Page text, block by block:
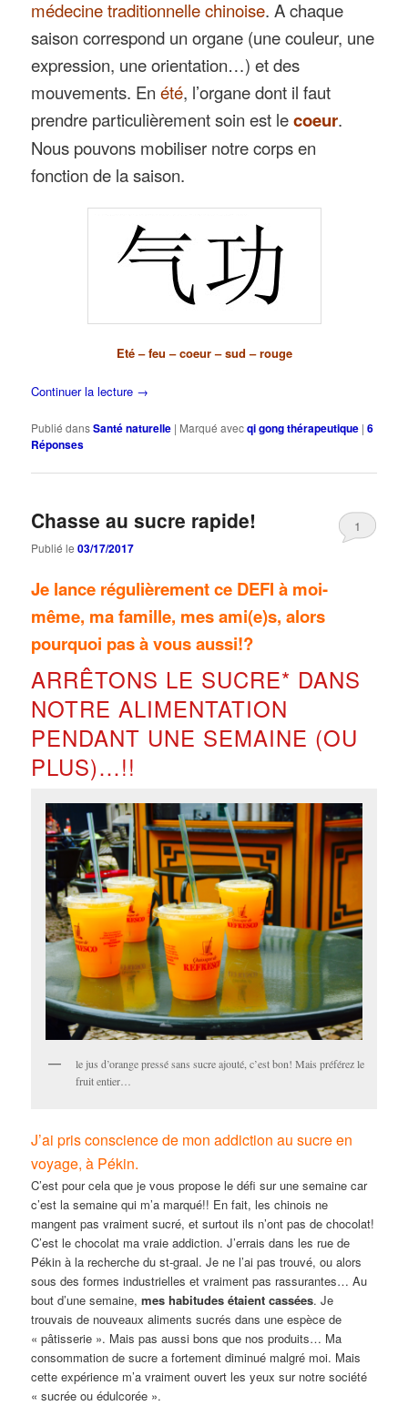
médecine traditionnelle chinoise. A chaque
saison correspond un organe (une couleur, une
expression, une orientation…) et des
mouvements. Enété, l’organe dont il faut
prendre particulièrement soin est lecoeur.
Nous pouvons mobiliser notre corps en
fonction de la saison.
Eté – feu – coeur – sud – rouge
Continuer la lecture →
Publié dansSanté naturelle | Marqué avecqi gong thérapeutique |6
Réponses
Chasse au sucre rapide!
Publié le03/17/2017
1
Je lance régulièrement ce DEFI à moi-
même, ma famille, mes ami(e)s, alors
pourquoi pas à vous aussi!?
ARRÊTONS LE SUCRE* DANS
NOTRE ALIMENTATION
PENDANT UNE SEMAINE (OU
PLUS)…!!
le jus d’orange pressé sans sucre ajouté, c’est bon! Mais préférez le
fruit entier…
J’ai pris conscience de mon addiction au sucre en
voyage, à Pékin.
C’est pour cela que je vous propose le défi sur une semaine car
c’est la semaine qui m’a marqué!! En fait, les chinois ne
mangent pas vraiment sucré, et surtout ils n’ont pas de chocolat!
C’est le chocolat ma vraie addiction. J’errais dans les rue de
Pékin à la recherche du st-graal. Je ne l’ai pas trouvé, ou alors
sous des formes industrielles et vraiment pas rassurantes… Au
bout d’une semaine, mes habitudes étaient cassées. Je
trouvais de nouveaux aliments sucrés dans une espèce de
« pâtisserie ». Mais pas aussi bons que nos produits… Ma
consommation de sucre a fortement diminué malgré moi. Mais
cette expérience m’a vraiment ouvert les yeux sur notre société
« sucrée ou édulcorée ».